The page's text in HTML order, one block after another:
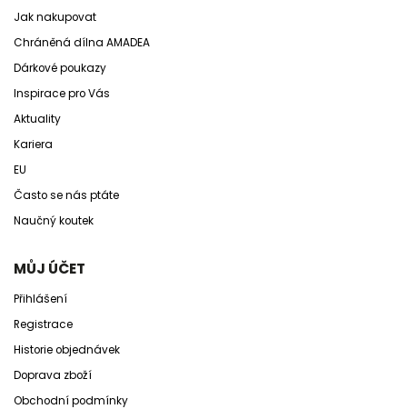
Jak nakupovat
Chráněná dílna AMADEA
Dárkové poukazy
Inspirace pro Vás
Aktuality
Kariera
EU
Často se nás ptáte
Naučný koutek
MŮJ ÚČET
Přihlášení
Registrace
Historie objednávek
Doprava zboží
Obchodní podmínky